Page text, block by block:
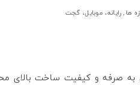
ها رایانه، موبایل، گجت
به صرفه و کیفیت ساخت بالای